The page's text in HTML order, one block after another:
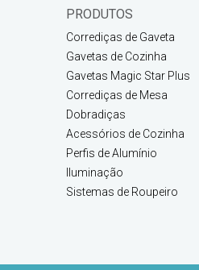
PRODUTOS
Corrediças de Gaveta
Gavetas de Cozinha
Gavetas Magic Star Plus
Corrediças de Mesa
Dobradiças
Acessórios de Cozinha
Perfis de Alumínio
Iluminação
Sistemas de Roupeiro